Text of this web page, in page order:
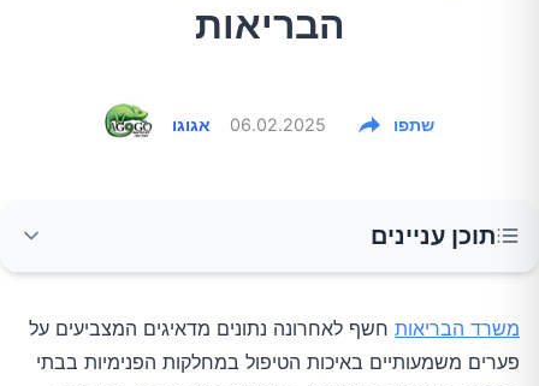
הבריאות
אגוגו 06.02.2025 שתפו
תוכן עניינים
פערים בין בתי החולים
משרד הבריאות חשף לאחרונה נתונים מדאיגים המצביעים על
פערים משמעותיים באיכות הטיפול במחלקות הפנימיות בבתי